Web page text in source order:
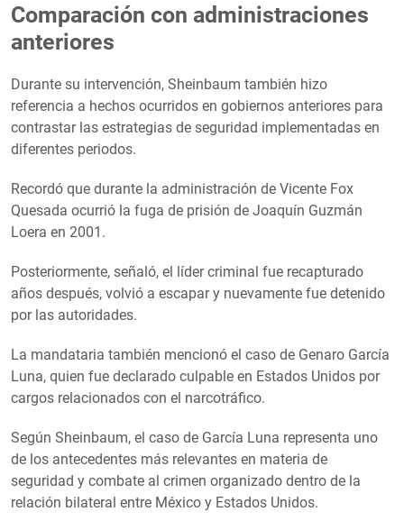
Comparación con administraciones
anteriores
Durante su intervención, Sheinbaum también hizo
referencia a hechos ocurridos en gobiernos anteriores para
contrastar las estrategias de seguridad implementadas en
diferentes periodos.
Recordó que durante la administración de Vicente Fox
Quesada ocurrió la fuga de prisión de Joaquín Guzmán
Loera en 2001.
Posteriormente, señaló, el líder criminal fue recapturado
años después, volvió a escapar y nuevamente fue detenido
por las autoridades.
La mandataria también mencionó el caso de Genaro García
Luna, quien fue declarado culpable en Estados Unidos por
cargos relacionados con el narcotráfico.
Según Sheinbaum, el caso de García Luna representa uno
de los antecedentes más relevantes en materia de
seguridad y combate al crimen organizado dentro de la
relación bilateral entre México y Estados Unidos.